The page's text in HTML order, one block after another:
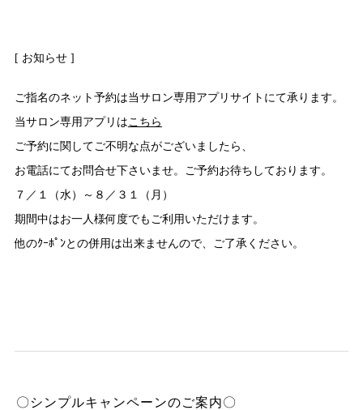
[ お知らせ ]
ご指名のネット予約は当サロン専用アプリサイトにて承ります。
当サロン専用アプリはこちら
ご予約に関してご不明な点がございましたら、
お電話にてお問合せ下さいませ。ご予約お待ちしております。
７／１（水）～８／３１（月）
期間中はお一人様何度でもご利用いただけます。
他のｸｰﾎﾟﾝとの併用は出来ませんので、ご了承ください。
〇シンプルキャンペーンのご案内〇